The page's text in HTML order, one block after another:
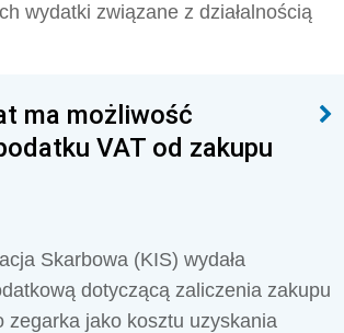
wydatki związane z działalnością
ma możliwość
VAT od zakupu
Skarbowa (KIS) wydała
dotyczącą zaliczenia zakupu
zegarka jako kosztu uzyskania